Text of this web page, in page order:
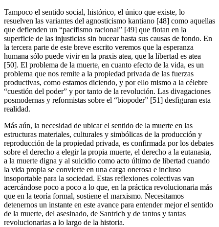
Tampoco el sentido social, histórico, el único que existe, lo
resuelven las variantes del agnosticismo kantiano [48] como aquellas
que defienden un “pacifismo racional” [49] que flotan en la
superficie de las injusticias sin bucear hasta sus causas de fondo. En
la tercera parte de este breve escrito veremos que la esperanza
humana sólo puede vivir en la praxis atea, que la libertad es atea
[50]. El problema de la muerte, en cuanto efecto de la vida, es un
problema que nos remite a la propiedad privada de las fuerzas
productivas, como estamos diciendo, y por ello mismo a la célebre
“cuestión del poder” y por tanto de la revolución. Las divagaciones
posmodernas y reformistas sobre el “biopoder” [51] desfiguran esta
realidad.
Más aún, la necesidad de ubicar el sentido de la muerte en las
estructuras materiales, culturales y simbólicas de la producción y
reproducción de la propiedad privada, es confirmada por los debates
sobre el derecho a elegir la propia muerte, el derecho a la eutanasia,
a la muerte digna y al suicidio como acto último de libertad cuando
la vida propia se convierte en una carga onerosa e incluso
insoportable para la sociedad. Estas reflexiones colectivas van
acercándose poco a poco a lo que, en la práctica revolucionaria más
que en la teoría formal, sostiene el marxismo. Necesitamos
detenernos un instante en este avance para entender mejor el sentido
de la muerte, del asesinado, de Santrich y de tantos y tantas
revolucionarias a lo largo de la historia.